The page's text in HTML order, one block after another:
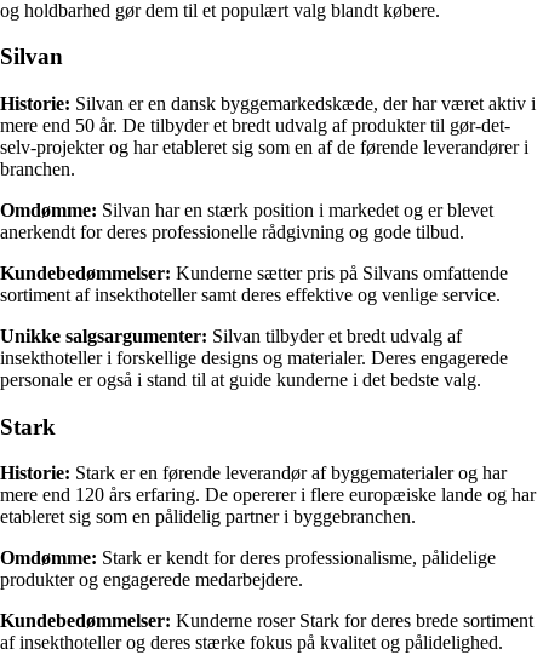
og holdbarhed gør dem til et populært valg blandt købere.
Silvan
Historie: Silvan er en dansk byggemarkedskæde, der har været aktiv i
mere end 50 år. De tilbyder et bredt udvalg af produkter til gør-det-
selv-projekter og har etableret sig som en af de førende leverandører i
branchen.
Omdømme: Silvan har en stærk position i markedet og er blevet
anerkendt for deres professionelle rådgivning og gode tilbud.
Kundebedømmelser: Kunderne sætter pris på Silvans omfattende
sortiment af insekthoteller samt deres effektive og venlige service.
Unikke salgsargumenter: Silvan tilbyder et bredt udvalg af
insekthoteller i forskellige designs og materialer. Deres engagerede
personale er også i stand til at guide kunderne i det bedste valg.
Stark
Historie: Stark er en førende leverandør af byggematerialer og har
mere end 120 års erfaring. De opererer i flere europæiske lande og har
etableret sig som en pålidelig partner i byggebranchen.
Omdømme: Stark er kendt for deres professionalisme, pålidelige
produkter og engagerede medarbejdere.
Kundebedømmelser: Kunderne roser Stark for deres brede sortiment
af insekthoteller og deres stærke fokus på kvalitet og pålidelighed.